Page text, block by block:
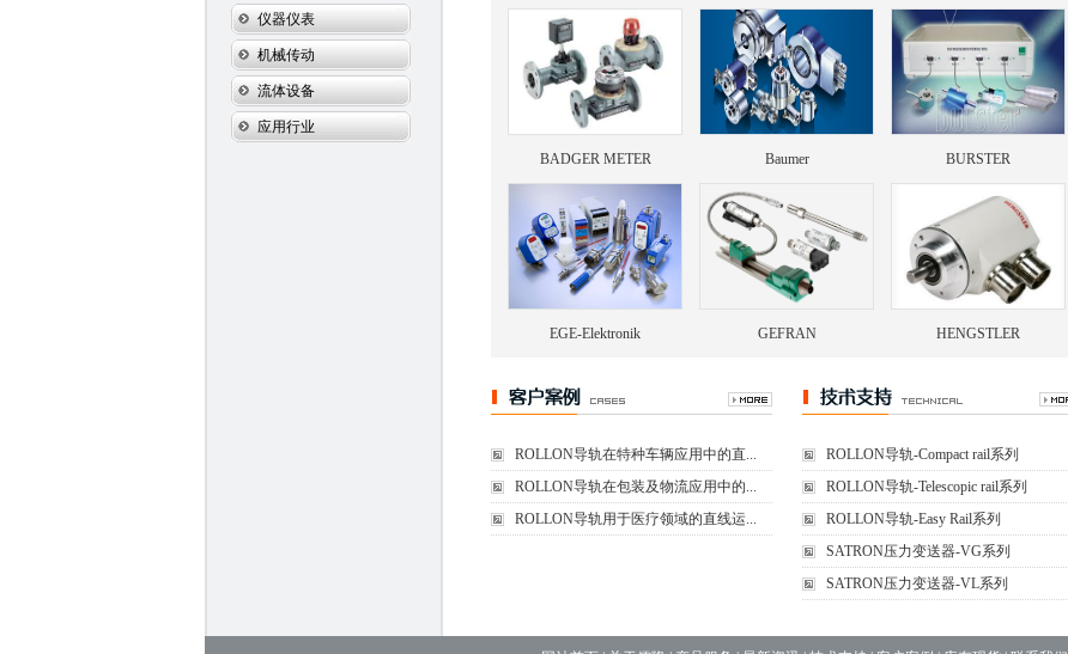
仪器仪表
机械传动
流体设备
应用行业
BADGER METER Baumer BURSTER
EGE-Elektronik GEFRAN HENGSTLER
ROLLON导轨在特种车辆应用中的直...
ROLLON导轨在包装及物流应用中的...
ROLLON导轨用于医疗领域的直线运...
ROLLON导轨-Compact rail系列
ROLLON导轨-Telescopic rail系列
ROLLON导轨-Easy Rail系列
SATRON压力变送器-VG系列
SATRON压力变送器-VL系列